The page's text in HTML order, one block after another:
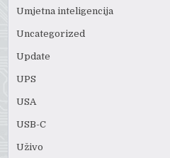
Umjetna inteligencija
Uncategorized
Update
UPS
USA
USB-C
Uživo